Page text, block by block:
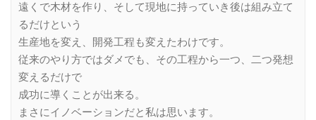
遠くで木材を作り、そして現地に持っていき後は組み立て
るだけという
生産地を変え、開発工程も変えたわけです。
従来のやり方ではダメでも、その工程から一つ、二つ発想
変えるだけで
成功に導くことが出来る。
まさにイノベーションだと私は思います。